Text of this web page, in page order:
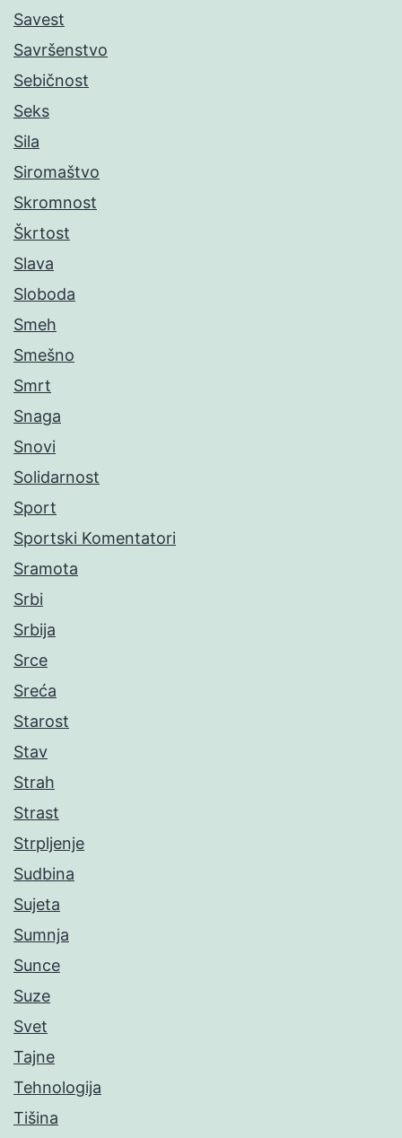
Savest
Savršenstvo
Sebičnost
Seks
Sila
Siromaštvo
Skromnost
Škrtost
Slava
Sloboda
Smeh
Smešno
Smrt
Snaga
Snovi
Solidarnost
Sport
Sportski Komentatori
Sramota
Srbi
Srbija
Srce
Sreća
Starost
Stav
Strah
Strast
Strpljenje
Sudbina
Sujeta
Sumnja
Sunce
Suze
Svet
Tajne
Tehnologija
Tišina